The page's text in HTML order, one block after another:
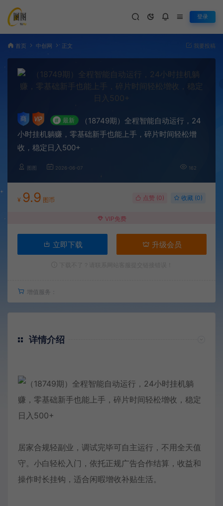
登录
首页 中创网 正文 我要投稿
# 最新
（18749期）全程智能自动运行，24
小时挂机躺赚，零基础新手也能上手，碎片时间轻松增
收，稳定日入500+
图图 2026-06-07 162
¥ 9.9 图币 点赞 (0) 收藏 (0)
VIP免费
立即下载 升级会员
增值服务：
详情介绍
居家合规轻副业，调试完毕可自主运行，不用全天值
守。小白轻松入门，依托正规广告合作结算，收益和
操作时长挂钩，适合闲暇增收补贴生活。